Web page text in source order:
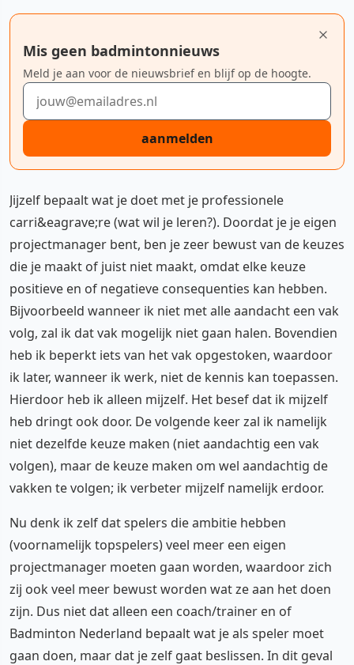
Mis geen badmintonnieuws
Meld je aan voor de nieuwsbrief en blijf op de hoogte.
E-mailadres
aanmelden
Jijzelf bepaalt wat je doet met je professionele
carri&eagrave;re (wat wil je leren?). Doordat je je eigen
projectmanager bent, ben je zeer bewust van de keuzes
die je maakt of juist niet maakt, omdat elke keuze
positieve en of negatieve consequenties kan hebben.
Bijvoorbeeld wanneer ik niet met alle aandacht een vak
volg, zal ik dat vak mogelijk niet gaan halen. Bovendien
heb ik beperkt iets van het vak opgestoken, waardoor
ik later, wanneer ik werk, niet de kennis kan toepassen.
Hierdoor heb ik alleen mijzelf. Het besef dat ik mijzelf
heb dringt ook door. De volgende keer zal ik namelijk
niet dezelfde keuze maken (niet aandachtig een vak
volgen), maar de keuze maken om wel aandachtig de
vakken te volgen; ik verbeter mijzelf namelijk erdoor.
Nu denk ik zelf dat spelers die ambitie hebben
(voornamelijk topspelers) veel meer een eigen
projectmanager moeten gaan worden, waardoor zich
zij ook veel meer bewust worden wat ze aan het doen
zijn. Dus niet dat alleen een coach/trainer en of
Badminton Nederland bepaalt wat je als speler moet
gaan doen, maar dat je zelf gaat beslissen. In dit geval